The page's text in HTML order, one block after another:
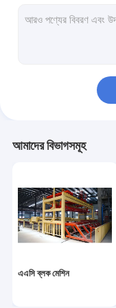
এএসি ব্লক প্লান্ট যন্ত্রপাতি
আমাদের বিভাগসমূহ
এএসি ব্লক মেশিন